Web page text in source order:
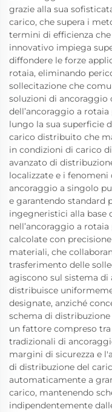
grazie alla sua
carico, che supera i
termini di efficienza
innovativo impiega
diffondere le forze
rotaia, eliminando
sollecitazione che
soluzioni di ancoraggio
dell’ancoraggio a
lungo la sua superficie
carico distribuito che
in condizioni di carico
avanzato di
localizzate e i
ancoraggio a singolo
e garantendo standard
ingegneristici alla base
nell’ancoraggio a
calcolate con
materiali, che
trasferimento delle
agiscono sul sistema di
distribuisce
designate, anziché
schema di
un fattore compreso
tradizionali di
margini di sicurezza e
di distribuzione del
automaticamente a
carico, mantenendo
indipendentemente